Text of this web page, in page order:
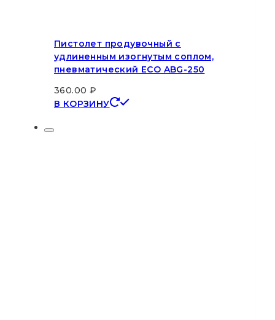
Пистолет продувочный с
удлиненным изогнутым соплом,
пневматический ECO ABG-250
360.00 ₽
В КОРЗИНУ